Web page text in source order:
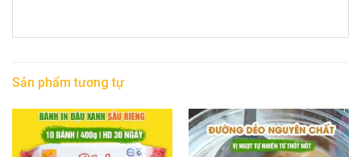
Sản phẩm tương tự